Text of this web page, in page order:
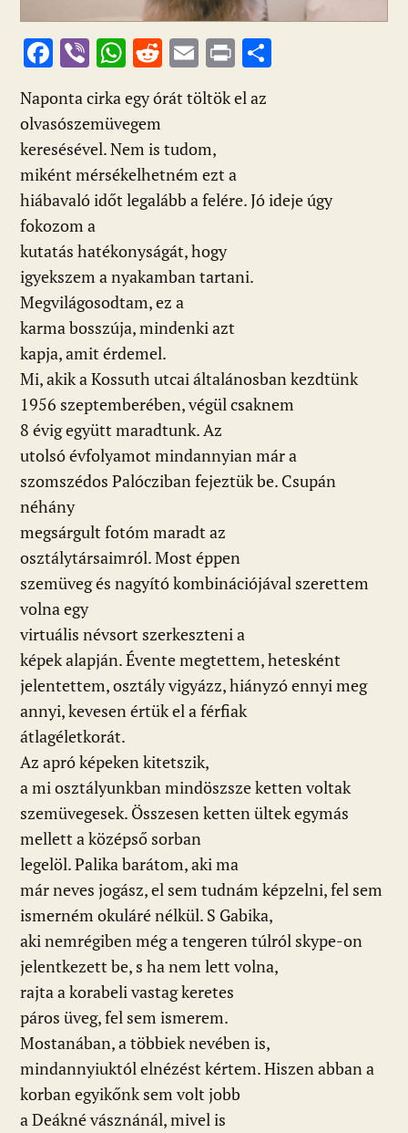
F
e
b
o
o
k
Vi
b
er
W
at
s
A
p
R
e
d
di
t
E
m
ai
l
Pr
in
t
g
Naponta cirka egy órát töltök el az
olvasószemüvegem
keresésével. Nem is tudom,
miként mérsékelhetném ezt a
hiábavaló időt legalább a felére. Jó ideje úgy
fokozom a
kutatás hatékonyságát, hogy
igyekszem a nyakamban tartani.
Megvilágosodtam, ez a
karma bosszúja, mindenki azt
kapja, amit érdemel.
Mi, akik a Kossuth utcai általánosban kezdtünk
1956 szeptemberében, végül csaknem
8 évig együtt maradtunk. Az
utolsó évfolyamot mindannyian már a
szomszédos Palócziban fejeztük be. Csupán
néhány
megsárgult fotóm maradt az
osztálytársaimról. Most éppen
szemüveg és nagyító kombinációjával szerettem
volna egy
virtuális névsort szerkeszteni a
képek alapján. Évente megtettem, hetesként
jelentettem, osztály vigyázz, hiányzó ennyi meg
annyi, kevesen értük el a férfiak
átlagéletkorát.
Az apró képeken kitetszik,
a mi osztályunkban mindöszsze ketten voltak
szemüvegesek. Összesen ketten ültek egymás
mellett a középső sorban
legelöl. Palika barátom, aki ma
már neves jogász, el sem tudnám képzelni, fel sem
ismerném okuláré nélkül. S Gabika,
aki nemrégiben még a tengeren túlról skype-on
jelentkezett be, s ha nem lett volna,
rajta a korabeli vastag keretes
páros üveg, fel sem ismerem.
Mostanában, a többiek nevében is,
mindannyiuktól elnézést kértem. Hiszen abban a
korban egyikőnk sem volt jobb
a Deákné vásznánál, mivel is